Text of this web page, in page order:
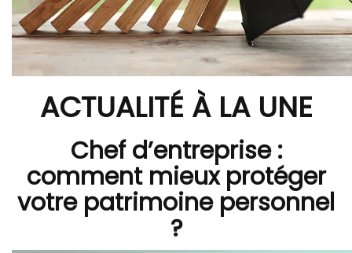
ACTUALITÉ À LA UNE
Chef d’entreprise :
comment mieux protéger
votre patrimoine personnel
?